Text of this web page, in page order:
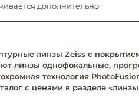
дополнительно
линзы Zeiss с
линзы однофокальные,
технология
с ценами в разделе